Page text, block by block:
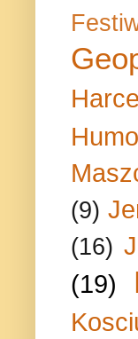
(9)
(16)
(19)